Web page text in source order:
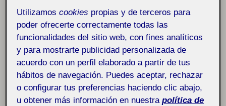
El dispositivo que se ha tomado como referencia para
esta practica, ha sido el datafono que utilizan los
agentes del tren para poder hacer la validación de que
los usuarios han efectuado su billete al subir al tren en
la taquilla, así como también lo utilizan para realizar la
venta directa dentro del tren. Sin la posibilidad de
realizar una recarga a la tarjeta para que un tiquete
individual para el trayecto en curso.
Utilizamoscookies propias y de terceros para
poder ofrecerte correctamente todas las
funcionalidades del sitio web, con fines analíticos
y para mostrarte publicidad personalizada de
acuerdo con un perfil elaborado a partir de tus
hábitos de navegación. Puedes aceptar, rechazar
o configurar tus preferencias haciendo clic abajo,
u obtener más información en nuestra política de